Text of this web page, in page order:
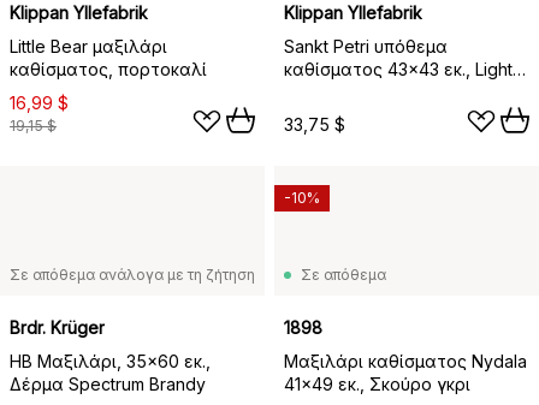
Klippan Yllefabrik
Little Bear μαξιλάρι
καθίσματος, πορτοκαλί
16,99 $
19,15 $
Klippan Yllefabrik
Sankt Petri υπόθεμα
καθίσματος 43x43 εκ., Light
33,75 $
Σε απόθεμα ανάλογα με τη ζήτηση
Brdr. Krüger
HB Μαξιλάρι, 35x60 εκ.,
Δέρμα Spectrum Brandy
Σε απόθεμα
1898
Μαξιλάρι καθίσματος Nydala
41x49 εκ., Σκούρο γκρι
-10%